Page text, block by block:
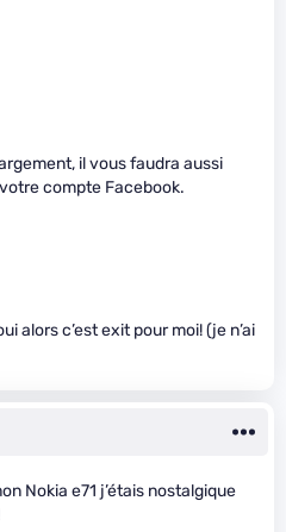
il vous faudra aussi
compte Facebook.
alors c’est exit pour moi! (je n’ai
Nokia e71 j’étais nostalgique